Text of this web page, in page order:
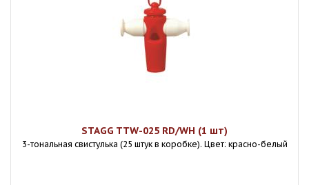
STAGG TTW-025 RD/WH (1 шт)
3-тональная свистулька (25 штук в коробке). Цвет: красно-белый